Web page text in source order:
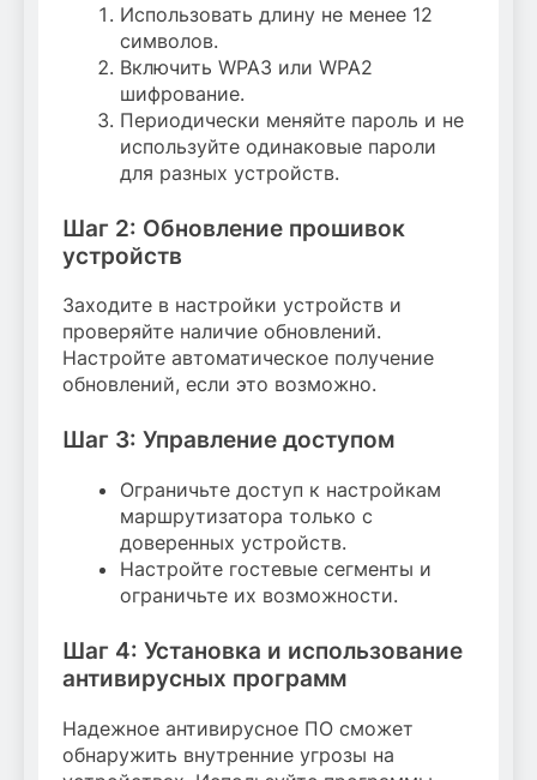
Использовать длину не менее 12
символов.
Включить WPA3 или WPA2
шифрование.
Периодически меняйте пароль и не
используйте одинаковые пароли
для разных устройств.
Шаг 2: Обновление прошивок
устройств
Заходите в настройки устройств и
проверяйте наличие обновлений.
Настройте автоматическое получение
обновлений, если это возможно.
Шаг 3: Управление доступом
Ограничьте доступ к настройкам
маршрутизатора только с
доверенных устройств.
Настройте гостевые сегменты и
ограничьте их возможности.
Шаг 4: Установка и использование
антивирусных программ
Надежное антивирусное ПО сможет
обнаружить внутренние угрозы на